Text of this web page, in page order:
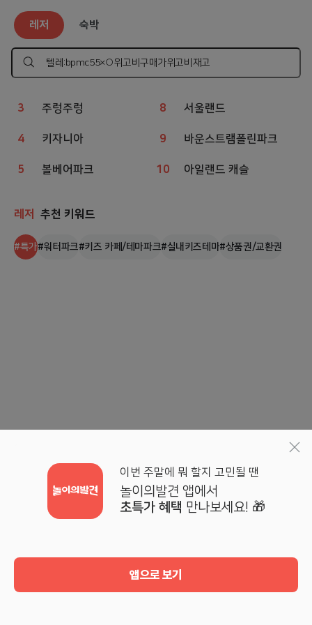
이번 주말에 뭐 할지 고민될 땐
놀이의발견 앱에서
초특가 혜택 만나보세요! 🎁
앱으로 보기
레저 숙박
하
레저 인기 검색어
1 챔피언
2 웨이브파크
3 주렁주렁
4 키자니아
5 볼베어파크
6 아쿠아리움
7 상상체험 키즈월드
8 서울랜드
9 바운스트램폴린파크
10 아일랜드 캐슬
레저 추천 키워드
#특가#워터파크#키즈 카페/테마파크#실내키즈테마#상품권/교환권